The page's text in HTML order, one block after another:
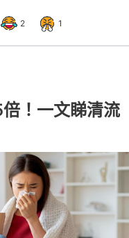
2 1
！一文睇清流